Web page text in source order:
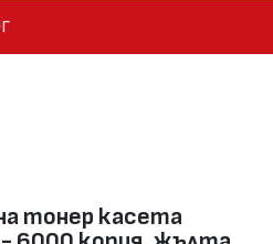
тонер касета